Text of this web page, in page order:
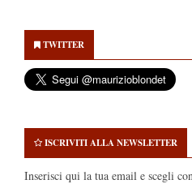
Sidebar
TWITTER
ISCRIVITI ALLA NEWSLETTER
Inserisci qui la tua email e scegli